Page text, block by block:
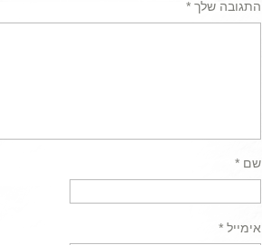
התגובה שלך *
שם *
אימייל *